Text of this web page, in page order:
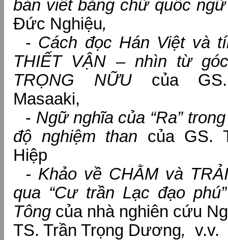
bản viết bằng chữ quốc
Đức Nghiệu,
- Cách đọc Hán Việt và
THIẾT VẬN – nhìn từ
TRỌNG NỮUcủa GS.
Masaaki,
- Ngữ nghĩa của “Ra”
độ nghiệm than của GS.
Hiệp
- Khảo về CHẰM và
qua “Cư trần Lạc đạo
Tông của nhà nghiên cứu
TS. Trần Trọng Dương, v.v.